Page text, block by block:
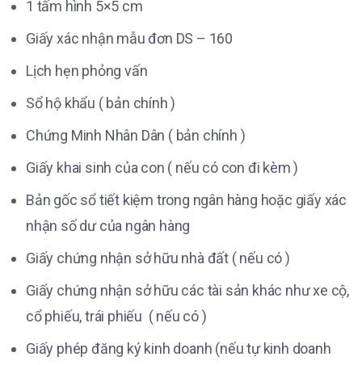
1 tấm hình 5×5 cm
Giấy xác nhận mẫu đơn DS – 160
Lịch hẹn phỏng vấn
Sổ hộ khẩu ( bản chính )
Chứng Minh Nhân Dân ( bản chính )
Giấy khai sinh của con ( nếu có con đi kèm )
Bản gốc sổ tiết kiệm trong ngân hàng hoặc giấy xác
nhận số dư của ngân hàng
Giấy chứng nhận sở hữu nhà đất ( nếu có )
Giấy chứng nhận sở hữu các tài sản khác như xe cộ,
cổ phiếu, trái phiếu ( nếu có )
Giấy phép đăng ký kinh doanh (nếu tự kinh doanh